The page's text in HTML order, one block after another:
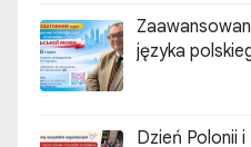
języka
Dzień Polonii